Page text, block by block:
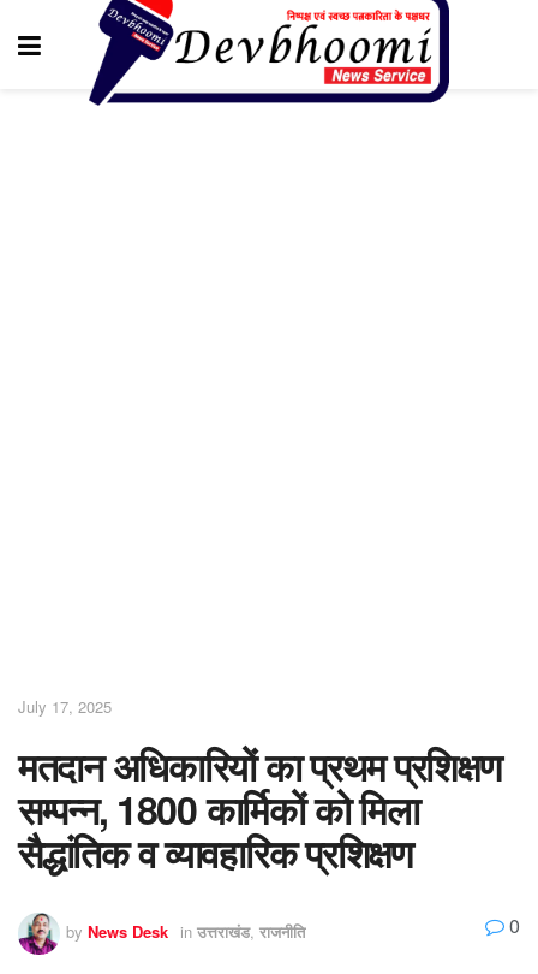
July 17, 2025
मतदान अधिकारियों का प्रथम प्रशिक्षण
सम्पन्न, 1800 कार्मिकों को मिला
सैद्धांतिक व व्यावहारिक प्रशिक्षण
by News Desk in उत्तराखंड, राजनीति 0